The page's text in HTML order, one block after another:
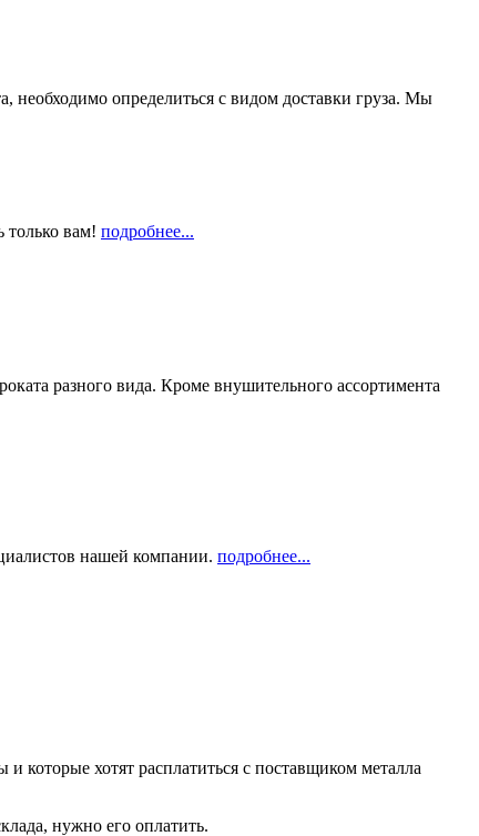
необходимо определиться с видом доставки груза. Мы
только вам! подробнее...
разного вида. Кроме внушительного ассортимента
нашей компании. подробнее...
которые хотят расплатиться с поставщиком металла
нужно его оплатить.